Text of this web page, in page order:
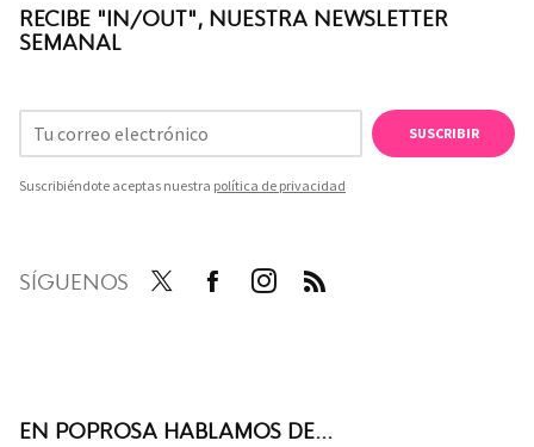
RECIBE "IN/OUT", NUESTRA NEWSLETTER
SEMANAL
SUSCRIBIR
Suscribiéndote aceptas nuestra política de privacidad
SÍGUENOS
EN POPROSA HABLAMOS DE...